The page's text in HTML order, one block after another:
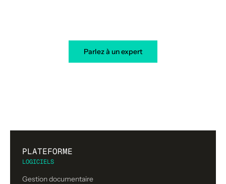
Parlez à un expert
PLATEFORME
LOGICIELS
Gestion documentaire